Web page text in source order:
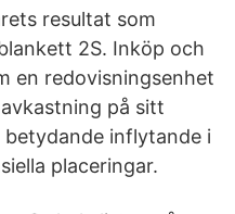
resultat som
2S. Inköp och
en redovisningsenhet
på sitt
inflytande i
placeringar.